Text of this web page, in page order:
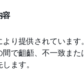
容
り提供されています
で齟齬、不一致また
ます。